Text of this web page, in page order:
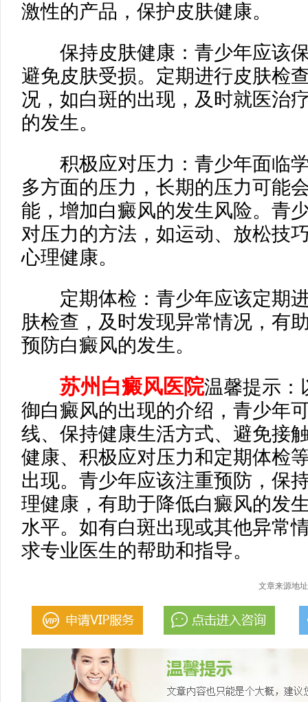
激性的产品，保护皮肤健康。
保持皮肤健康：青少年应该保
避免皮肤受损。定期进行皮肤检
况，如白斑的出现，及时就医治
的发生。
积极应对压力：青少年面临学
多方面的压力，长期的压力可能
能，增加白癜风的发生风险。青
对压力的方法，如运动、放松技
心理健康。
定期体检：青少年应该定期进
肤检查，及时发现异常情况，有
预防白癜风的发生。
苏州白癜风医院温馨提示：
御白癜风的出现的介绍，青少年
线、保持健康生活方式、避免接
健康、积极应对压力和定期体检
出现。青少年应该注重预防，保
理健康，有助于降低白癜风的发
水平。如有白斑出现或其他异常
求专业医生的帮助和指导。
文章来源地